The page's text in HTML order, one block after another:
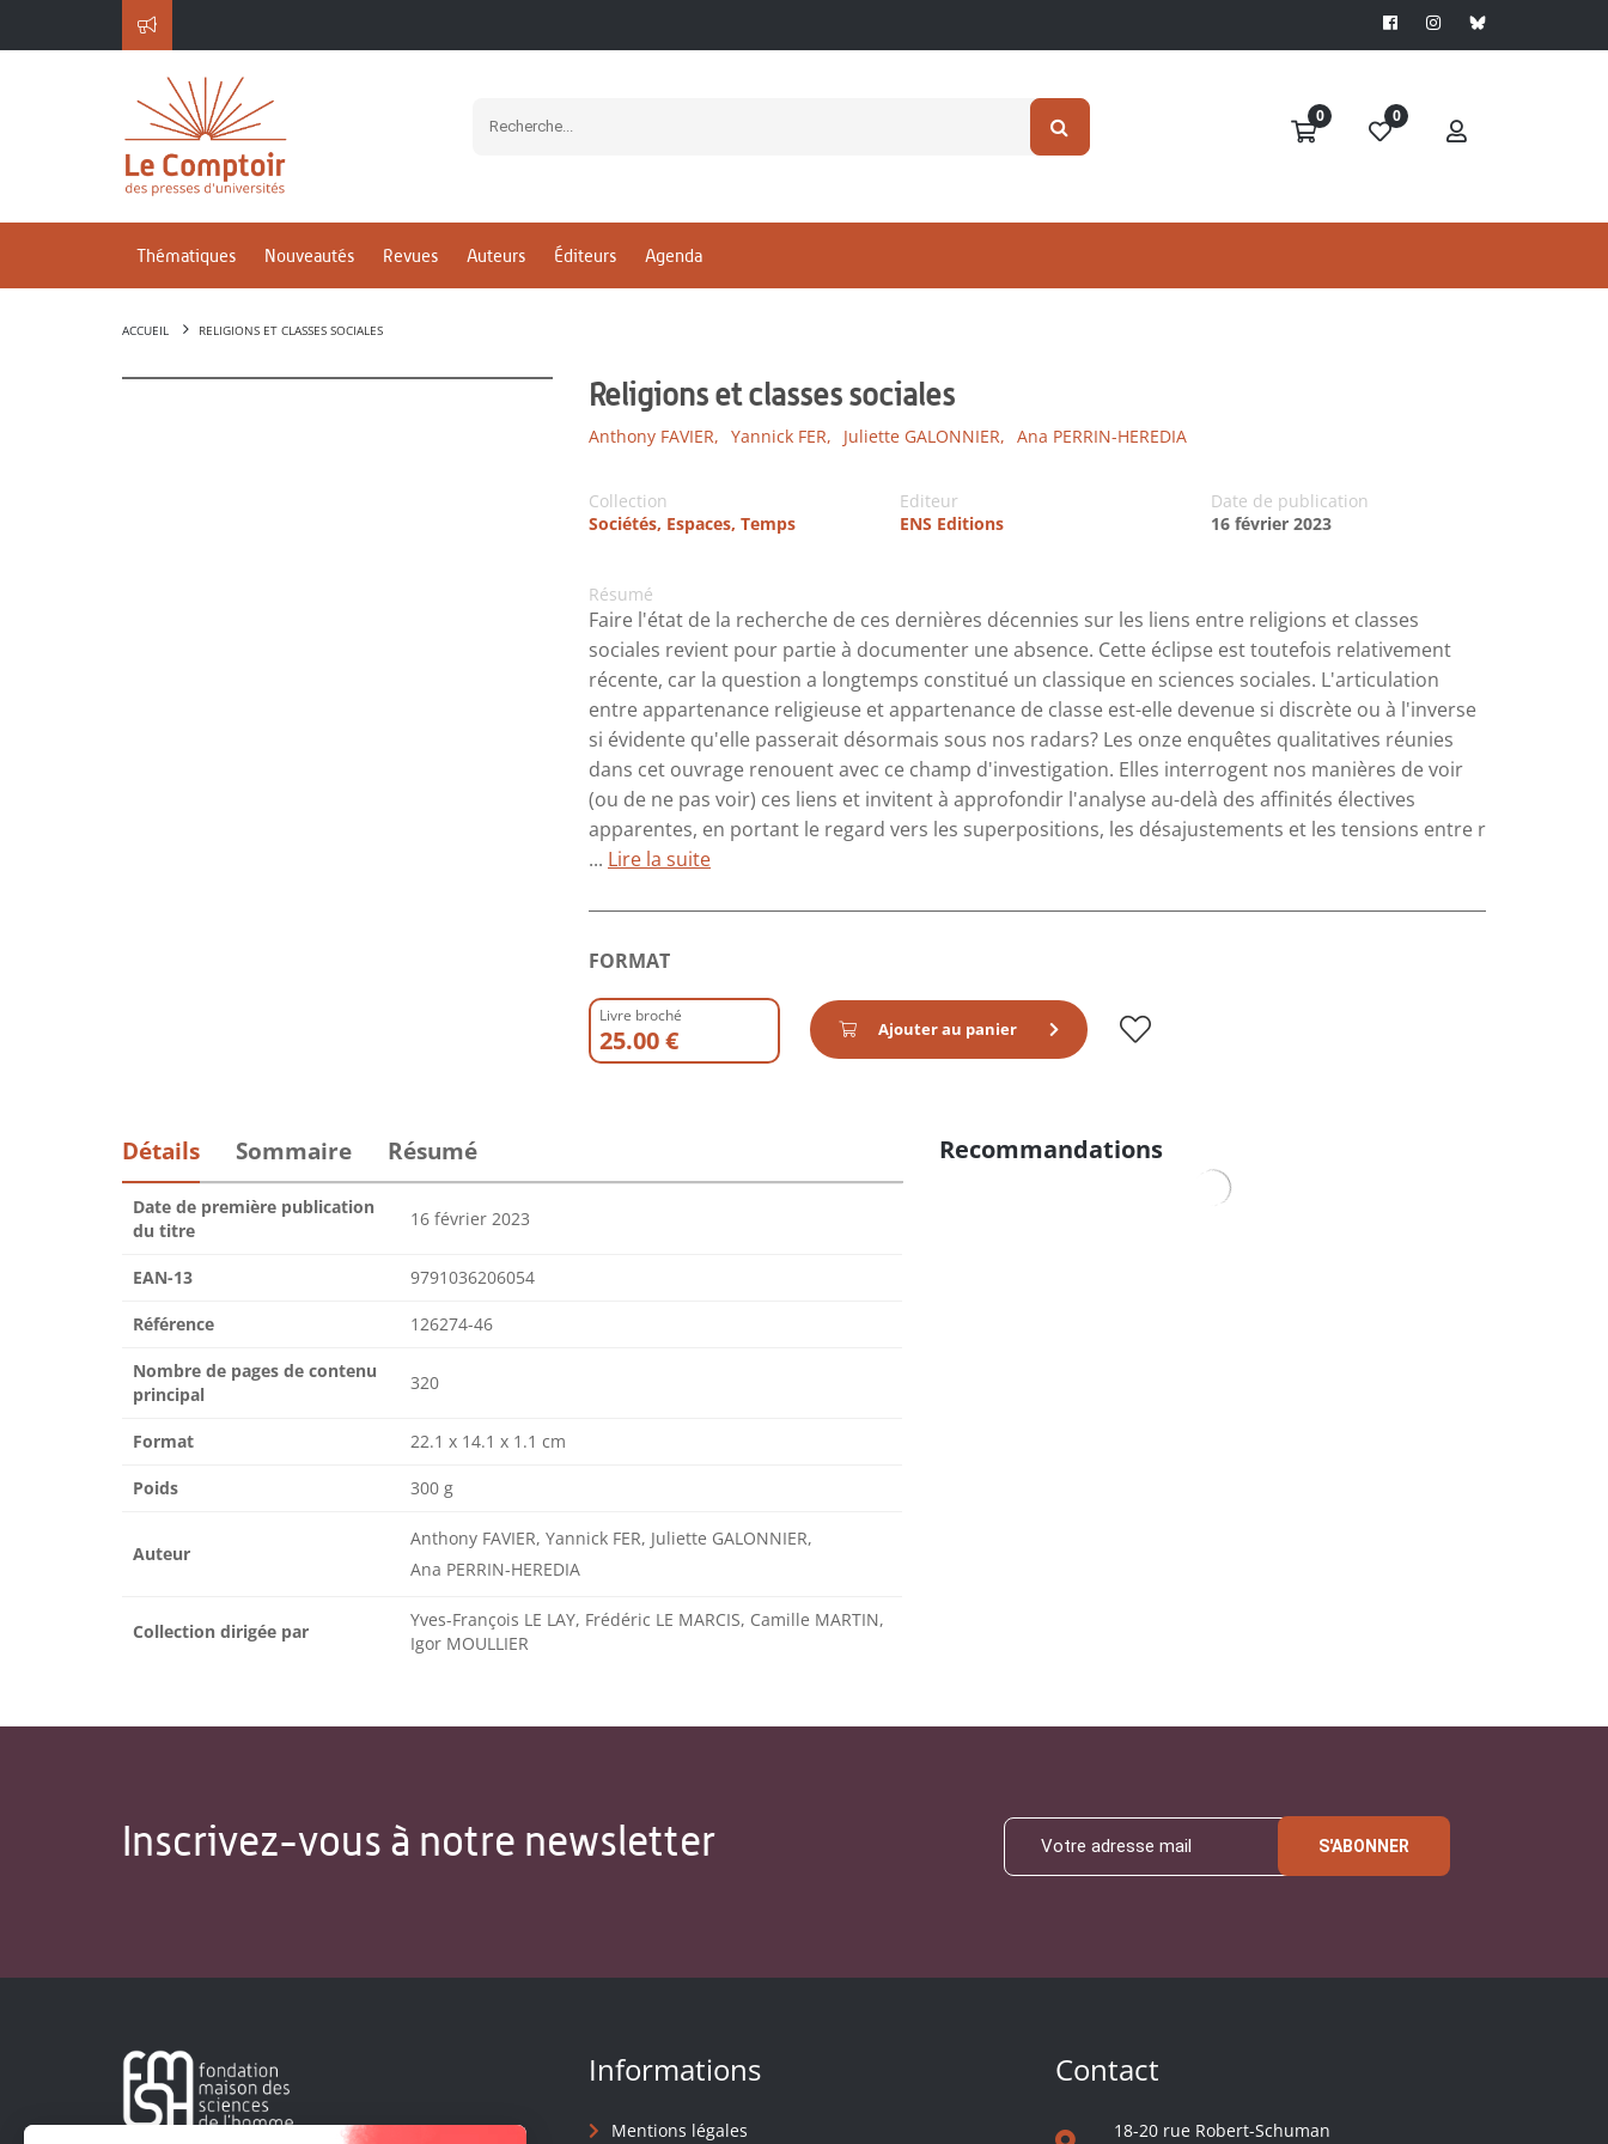
0 0
Thématiques Nouveautés Revues Auteurs Éditeurs Agenda
ACCUEIL RELIGIONS ET CLASSES SOCIALES
Religions et classes sociales
Anthony FAVIER, Yannick FER, Juliette GALONNIER, Ana PERRIN-HEREDIA
Collection
Sociétés, Espaces, Temps
Editeur
ENS Editions
Date de publication
16 février 2023
Résumé
Faire l'état de la recherche de ces dernières décennies sur les liens entre religions et classes
sociales revient pour partie à documenter une absence. Cette éclipse est toutefois relativement
récente, car la question a longtemps constitué un classique en sciences sociales. L'articulation
entre appartenance religieuse et appartenance de classe est-elle devenue si discrète ou à l'inverse
si évidente qu'elle passerait désormais sous nos radars? Les onze enquêtes qualitatives réunies
dans cet ouvrage renouent avec ce champ d'investigation. Elles interrogent nos manières de voir
(ou de ne pas voir) ces liens et invitent à approfondir l'analyse au-delà des affinités électives
apparentes, en portant le regard vers les superpositions, les désajustements et les tensions entre r
... Lire la suite
FORMAT
Livre broché
25.00 € Ajouter au panier
Détails Sommaire Résumé
Date de première publication
du titre
16 février 2023
EAN-13 9791036206054
Référence 126274-46
Nombre de pages de contenu
principal
320
Format 22.1 x 14.1 x 1.1 cm
Poids 300 g
Auteur
Anthony FAVIER, Yannick FER, Juliette GALONNIER,
Ana PERRIN-HEREDIA
Collection dirigée par
Yves-François LE LAY, Frédéric LE MARCIS, Camille MARTIN,
Igor MOULLIER
Recommandations
Inscrivez-vous à notre newsletter S'ABONNER
Informations
Mentions légales
Contact
18-20 rue Robert-Schuman